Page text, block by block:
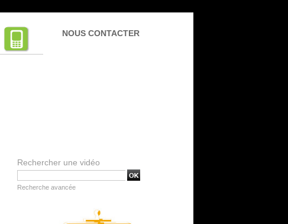
NOUS CONTACTER
Rechercher une vidéo
Recherche avancée